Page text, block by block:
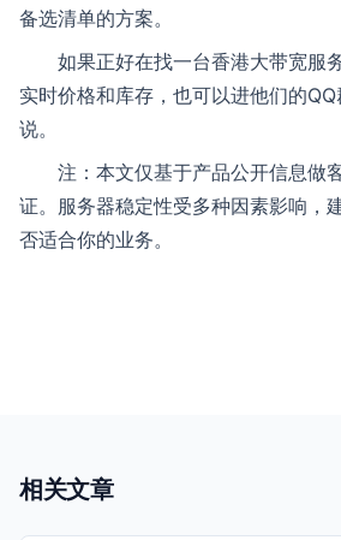
备选清单的方案。
如果正好在找一台香港大带宽服
实时价格和库存，也可以进他们的
说。
注：本文仅基于产品公开信息做
证。服务器稳定性受多种因素影响，
否适合你的业务。
相关文章